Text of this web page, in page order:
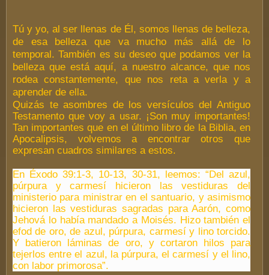
Tú y yo, al ser llenas de Él, somos llenas de belleza,
de esa belleza que va mucho más allá de lo
temporal. También es su deseo que podamos ver la
belleza que está aquí, a nuestro alcance, que nos
rodea constantemente, que nos reta a verla y a
aprender de ella.
Quizás te asombres de los versículos del Antiguo
Testamento que voy a usar. ¡Son muy importantes!
Tan importantes que en el último libro de la Biblia, en
Apocalipsis, volvemos a encontrar otros que
expresan cuadros similares a estos.
En Éxodo 39:1-3, 10-13, 30-31, leemos: “Del azul,
púrpura y carmesí hicieron las vestiduras del
ministerio para ministrar en el santuario, y asimismo
hicieron las vestiduras sagradas para Aarón, como
Jehová lo había mandado a Moisés. Hizo también el
efod de oro, de azul, púrpura, carmesí y lino torcido.
Y batieron láminas de oro, y cortaron hilos para
tejerlos entre el azul, la púrpura, el carmesí y el lino,
con labor primorosa”.